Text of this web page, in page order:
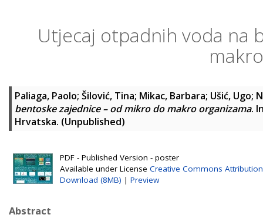
Utjecaj otpadnih voda na
Paliaga, Paolo; Šilović, Tina; Mikac, Barbara; Ušić, Ugo;
bentoske zajednice – od mikro do makro organizama.
Hrvatska. (Unpublished)
PDF - Published Version - poster
Available under License Creative Commons
Download (8MB) | Preview
Abstract